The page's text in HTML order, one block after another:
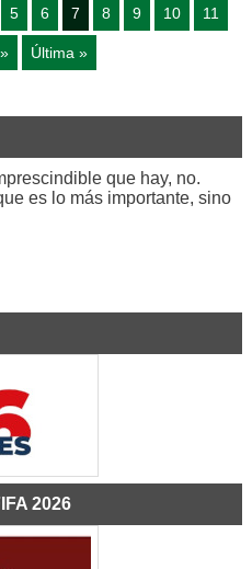
5 6 7 8 9 10 11
» Última »
que hay, no.
es lo más importante, sino
2026